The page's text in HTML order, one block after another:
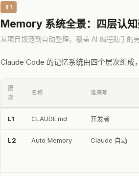
§1
Memory 系统全景：四层认
从项目规范到自动整理，覆盖 AI 编程助手的
Claude Code 的记忆系统由四个层次组成
层
次
名称 谁来写
L1 CLAUDE.md 开发者
L2 Auto Memory Claude 自动